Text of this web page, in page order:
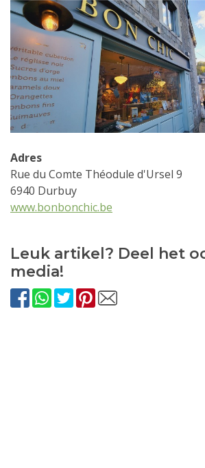
Adres
Rue du Comte Théodule d'Ursel 9
6940 Durbuy
www.bonbonchic.be
Leuk artikel? Deel het
media!